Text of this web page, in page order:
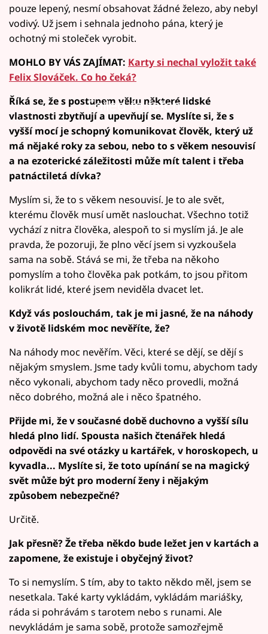
pouze lepený, nesmí obsahovat žádné železo, aby nebyl
vodivý. Už jsem i sehnala jednoho pána, který je
ochotný mi stoleček vyrobit.
MOHLO BY VÁS ZAJÍMAT: Karty si nechal vyložit také
Felix Slováček. Co ho čeká?
Failed to fetch
Říká se, že s postupem věku některé lidské
vlastnosti zbytňují a upevňují se. Myslíte si, že s
vyšší mocí je schopný komunikovat člověk, který už
má nějaké roky za sebou, nebo to s věkem nesouvisí
a na ezoterické záležitosti může mít talent i třeba
patnáctiletá dívka?
Myslím si, že to s věkem nesouvisí. Je to ale svět,
kterému člověk musí umět naslouchat. Všechno totiž
vychází z nitra člověka, alespoň to si myslím já. Je ale
pravda, že pozoruji, že plno věcí jsem si vyzkoušela
sama na sobě. Stává se mi, že třeba na někoho
pomyslím a toho člověka pak potkám, to jsou přitom
kolikrát lidé, které jsem neviděla dvacet let.
Když vás poslouchám, tak je mi jasné, že na náhody
v životě lidském moc nevěříte, že?
Na náhody moc nevěřím. Věci, které se dějí, se dějí s
nějakým smyslem. Jsme tady kvůli tomu, abychom tady
něco vykonali, abychom tady něco provedli, možná
něco dobrého, možná ale i něco špatného.
Přijde mi, že v současné době duchovno a vyšší sílu
hledá plno lidí. Spousta našich čtenářek hledá
odpovědi na své otázky u kartářek, v horoskopech, u
kyvadla... Myslíte si, že toto upínání se na magický
svět může být pro moderní ženy i nějakým
způsobem nebezpečné?
Určitě.
Jak přesně? Že třeba někdo bude ležet jen v kartách a
zapomene, že existuje i obyčejný život?
To si nemyslím. S tím, aby to takto někdo měl, jsem se
nesetkala. Také karty vykládám, vykládám mariášky,
ráda si pohrávám s tarotem nebo s runami. Ale
nevykládám je sama sobě, protože samozřejmě